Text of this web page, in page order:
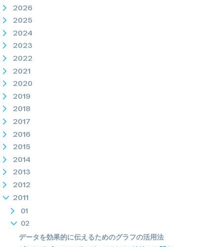
2026
2025
2024
2023
2022
2021
2020
2019
2018
2017
2016
2015
2014
2013
2012
2011
01
02
データを効果的に伝えるためのグラフの活用法